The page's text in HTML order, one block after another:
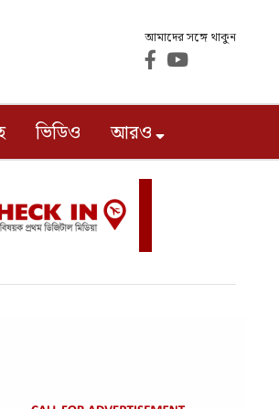
আমাদের সঙ্গে থাকুন
ভিডিও আরও